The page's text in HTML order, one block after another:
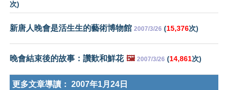
次)
新唐人晚會是活生生的藝術博物館 2007/3/26 (15,376次)
晚會結束後的故事：讚歎和鮮花 🖼️ 2007/3/26 (14,861次)
更多文章導讀： 2007年1月24日